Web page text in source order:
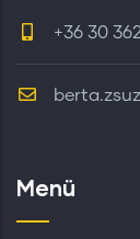
+36 30
Menü